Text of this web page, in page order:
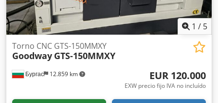
1 / 5
Бургас 12.859 km
Torno CNC GTS-150MMXY
Goodway GTS-150MMXY
EUR 120.000
EXW precio fijo IVA no incluído